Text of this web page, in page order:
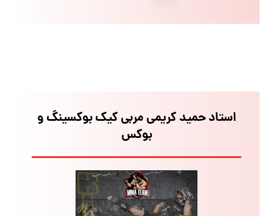
استاد حمید کریمی مربی کیک بوکسینگ و
بوکس